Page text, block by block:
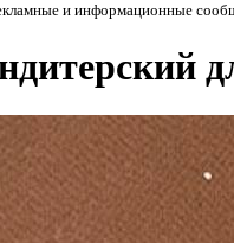
и информационные